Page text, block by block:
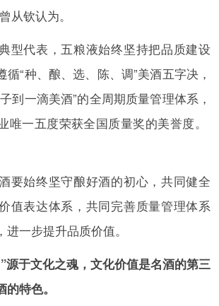
从钦认为。
型代表，五粮液始终坚持把品质建设
“种、酿、选、陈、调”美酒五字决，
到一滴美酒”的全周期质量管理体系，
唯一五度荣获全国质量奖的美誉度。
要始终坚守酿好酒的初心，共同健全
值表达体系，共同完善质量管理体系
一步提升品质价值。
源于文化之魂，文化价值是名酒的第三
特色。